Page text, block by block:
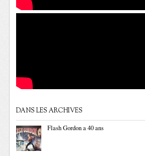
DANS LES ARCHIVES
Flash Gordon a 40 ans